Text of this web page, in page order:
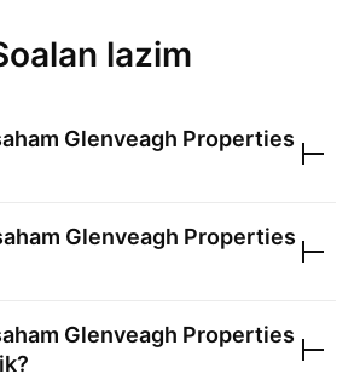
lazim
Glenveagh Properties
Glenveagh Properties
Glenveagh Properties